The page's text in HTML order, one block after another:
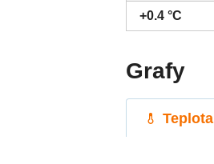
+0.4 °C
Grafy
Teplota